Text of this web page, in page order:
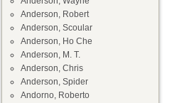
Anderson, Robert
Anderson, Scoular
Anderson, Ho Che
Anderson, M. T.
Anderson, Chris
Anderson, Spider
Andorno, Roberto